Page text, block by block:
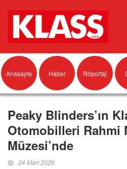
Anasayfa Haber Röportaj
Peaky Blinders’ın
Otomobilleri Rahmi
Müzesi’nde
24 Mart 2026